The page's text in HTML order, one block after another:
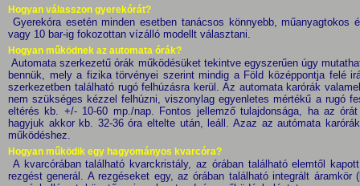
Hogyan válasszon gyerekórát?
Gyerekóra esetén minden esetben tanácsos könnyebb,
vagy 10 bar-ig fokozottan vízálló modellt választani.
Hogyan működnek az automata órák?
Automata szerkezetű órák működésüket tekintve egyszerűen úgy
bennük, mely a fizika törvényei szerint mindig a Föld középpontja felé
szerkezetben található rugó felhúzásra kerül. Az automata karórák
nem szükséges kézzel felhúzni, viszonylag egyenletes mértékű a rugó
eltérés kb. +/- 10-60 mp./nap. Fontos jellemző tulajdonsága, ha az
hagyjuk akkor kb. 32-36 óra eltelte után, leáll. Azaz az autómata
működéshez.
Hogyan működik egy hagyományos kvarcóra?
A kvarcórában található kvarckristály, az órában található elemtől
rezgést generál. A rezgéseket egy, az órában található integrált